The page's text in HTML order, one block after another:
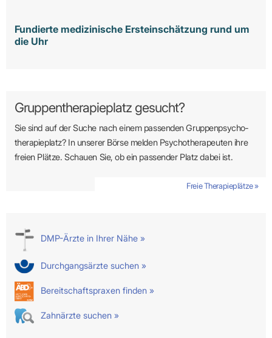
Fundierte medizinische Ersteinschätzung rund um
die Uhr
Gruppentherapieplatz gesucht?
Sie sind auf der Suche nach einem passenden Gruppen­psycho­
therapie­platz? In unserer Börse melden Psycho­­thera­­peuten ihre
freien Plätze. Schauen Sie, ob ein passender Platz dabei ist.
Freie Therapieplätze »
DMP-Ärzte in Ihrer Nähe »
Durchgangsärzte suchen »
Bereitschaftspraxen finden »
Zahnärzte suchen »